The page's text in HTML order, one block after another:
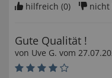
hilfreich (0) nicht
Gute Qualität !
von Uve G. vom